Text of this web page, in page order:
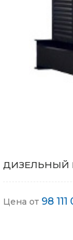
ДИЗЕЛЬНЫЙ
Цена от 98